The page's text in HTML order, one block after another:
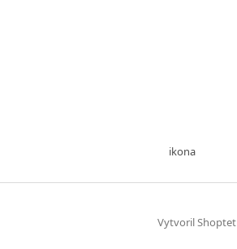
ikona
Vytvoril Shoptet